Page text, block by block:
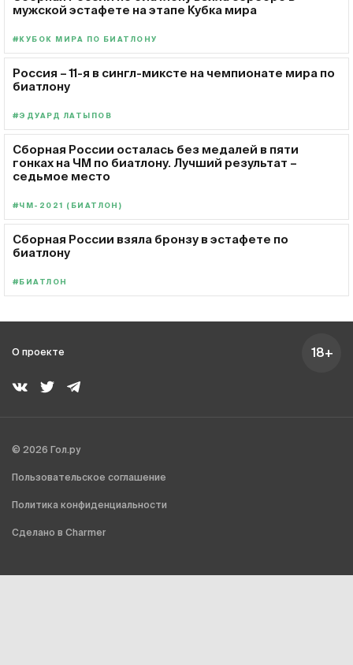
мужской эстафете на этапе Кубка мира
#КУБОК МИРА ПО БИАТЛОНУ
Россия – 11-я в сингл-миксте на чемпионате мира по
биатлону
#ЭДУАРД ЛАТЫПОВ
Сборная России осталась без медалей в пяти
гонках на ЧМ по биатлону. Лучший результат –
седьмое место
#ЧМ-2021 (БИАТЛОН)
Сборная России взяла бронзу в эстафете по
биатлону
#БИАТЛОН
О проекте 18+
© 2026 Гол.ру
Пользовательское соглашение
Политика конфиденциальности
Сделано в Charmer